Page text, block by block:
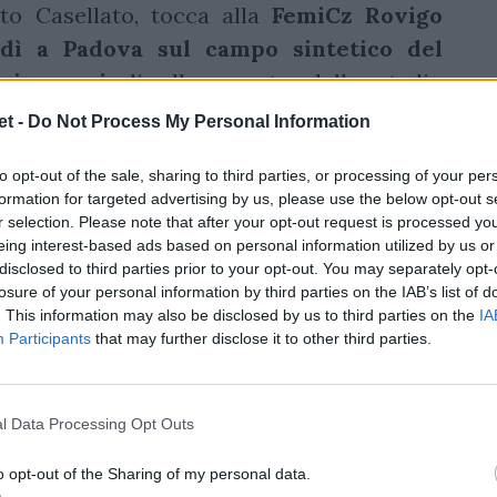
- Do Not Process My Personal Information
opt-out of the sale, sharing to third parties, or processing of your
for targeted advertising by us, please use the below opt-out
selection. Please note that after your opt-out request is processed
interest-based ads based on personal information utilized by us
to third parties prior to your opt-out. You may separately
of your personal information by third parties on the IAB’s list of
This information may also be disclosed by us to third parties on the
Participants that may further disclose it to other third parties.
Data Processing Opt Outs
opt-out of the Sharing of my personal data.
Casellato, tocca alla FemiCz Rovigo
a Padova sul campo sintetico del
campidi allenamento dello stadio
Giazzon a rischiare di più, insieme
fa visita al sempre difficile campo dei
per Viadana, Petrarca Padova e
A Elite